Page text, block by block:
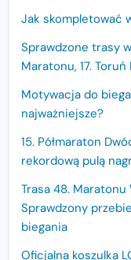
Jak skompletować
Sprawdzone trasy
Maratonu, 17.
Motywacja do
najważniejsze?
15. Półmaraton
rekordową pulą
Trasa 48.
Sprawdzony
biegania
Oficjalna koszulka